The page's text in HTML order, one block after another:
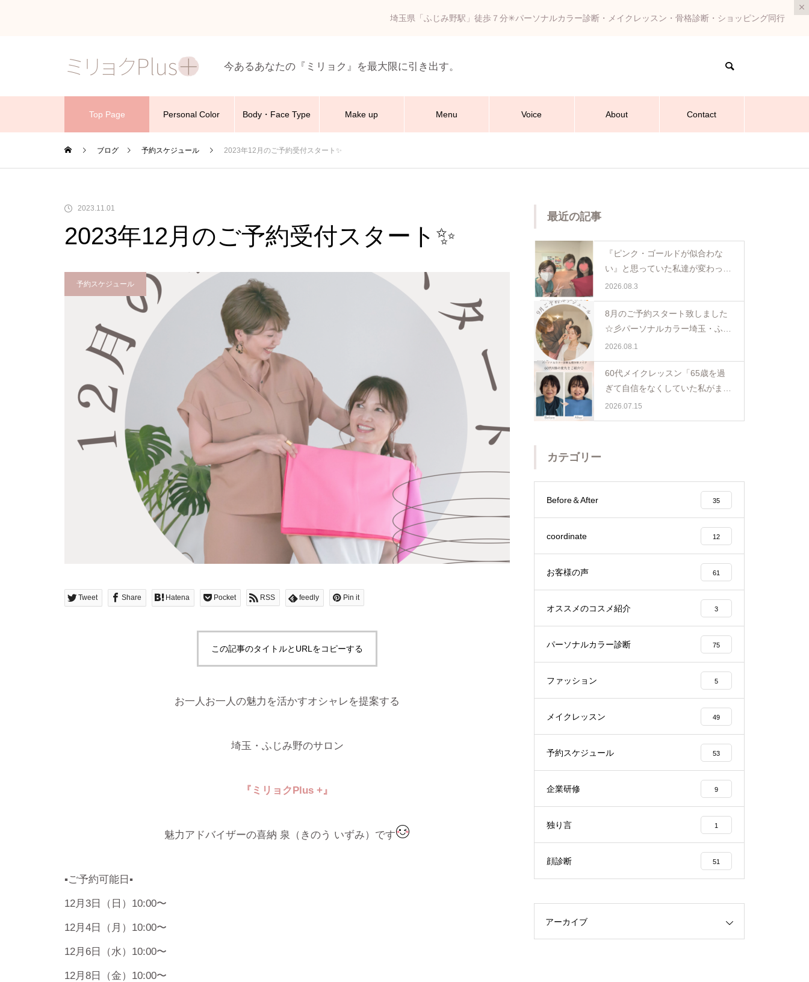
埼玉県「ふじみ野駅」徒歩７分✳︎パーソナルカラー診断・メイクレッスン・骨格診断・ショッピング同行
今あるあなたの『ミリョク』を最大限に引き出す。
Top Page Personal Color Body・Face Type Make up Menu Voice About Contact
ブログ 予約スケジュール 2023年12月のご予約受付スタート✨
2023.11.01
2023年12月のご予約受付スタート✨
予約スケジュール
Tweet Share Hatena Pocket RSS feedly Pin it
この記事のタイトルとURLをコピーする
お一人お一人の魅力を活かすオシャレを提案する
埼玉・ふじみ野のサロン
『ミリョクPlus +』
魅力アドバイザーの喜納 泉（きのう いずみ）です
▪️ご予約可能日▪️
12月3日（日）10:00〜
12月4日（月）10:00〜
12月6日（水）10:00〜
12月8日（金）10:00〜
最近の記事
『ピンク・ゴールドが似合わな
い』と思っていた私達が変わった
日。親子で体験パーソナルカラー
2026.08.3
8月のご予約スタート致しました
☆彡パーソナルカラー埼玉・ふじ
み野
2026.08.1
60代メイクレッスン「65歳を過
ぎて自信をなくしていた私がまた
少し前を向けました☺️埼玉・ふじ
み野
2026.07.15
カテゴリー
Before＆After 35
coordinate 12
お客様の声 61
オススメのコスメ紹介 3
パーソナルカラー診断 75
ファッション 5
メイクレッスン 49
予約スケジュール 53
企業研修 9
独り言 1
顔診断 51
アーカイブ